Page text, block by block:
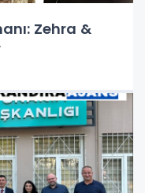
Zehra &